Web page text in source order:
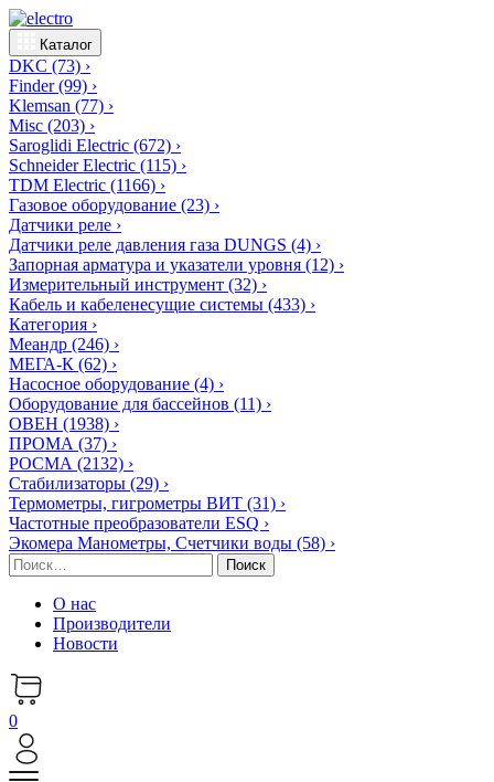
Каталог
DKC (73) ›
Finder(99) ›
Klemsan (77) ›
Misc (203) ›
Saroglidi Electric (672) ›
Schneider Electric (115) ›
TDM Electric (1166) ›
Газовое оборудование (23) ›
Датчики реле ›
Датчики реле давления газа DUNGS (4) ›
Запорная арматура и указатели уровня (12) ›
Измерительный инструмент (32) ›
Кабель и кабеленесущие системы (433) ›
Категория ›
Меандр (246) ›
МЕГА-К (62) ›
Насосное оборудование (4) ›
Оборудование для бассейнов (11) ›
ОВЕН (1938) ›
ПРОМА (37) ›
РОСМА (2132) ›
Стабилизаторы (29) ›
Термометры, гигрометры ВИТ (31) ›
Частотные преобразователи ESQ ›
Экомера Манометры, Счетчики воды (58) ›
Найти:
О нас
Производители
Новости
0